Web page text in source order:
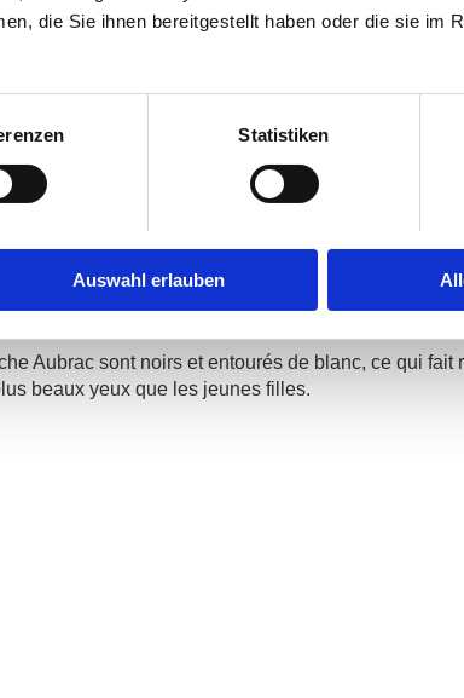
die Sie ihnen bereitgestellt haben oder die sie im
Statistiken
Auswahl erlauben
centre-sud du Massif central, en France.
est très bien adaptée aux conditions
animaux de trait. Le lait servait à fabriquer le
d’herbages qu’est la Suisse, même si, malgré
Aubrac sont noirs et entourés de blanc, ce qui
beaux yeux que les jeunes filles.